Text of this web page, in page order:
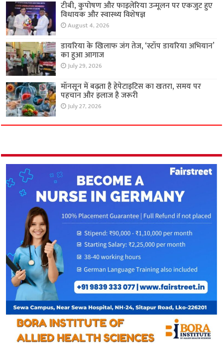
टीबी, कुपोषण और फाइलेरिया उन्मूलन पर एकजुट हुए
विधायक और स्वास्थ्य विशेषज्ञ
August 4, 2026
डायरिया के खिलाफ जंग तेज, ‘स्टॉप डायरिया अभियान’
का हुआ आगाज
July 29, 2026
मॉनसून में बढ़ता है हेपेटाइटिस का खतरा, समय पर
पहचान और इलाज है जरूरी
July 27, 2026